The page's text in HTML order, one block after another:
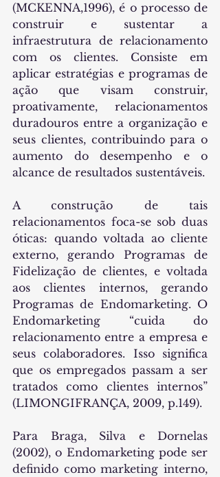
(MCKENNA,1996), é o processo de
construir e sustentar a
infraestrutura de relacionamento
com os clientes. Consiste em
aplicar estratégias e programas de
ação que visam construir,
proativamente, relacionamentos
duradouros entre a organização e
seus clientes, contribuindo para o
aumento do desempenho e o
alcance de resultados sustentáveis.
A construção de tais
relacionamentos foca-se sob duas
óticas: quando voltada ao cliente
externo, gerando Programas de
Fidelização de clientes, e voltada
aos clientes internos, gerando
Programas de Endomarketing. O
Endomarketing “cuida do
relacionamento entre a empresa e
seus colaboradores. Isso significa
que os empregados passam a ser
tratados como clientes internos”
(LIMONGIFRANÇA, 2009, p.149).
Para Braga, Silva e Dornelas
(2002), o Endomarketing pode ser
definido como marketing interno,